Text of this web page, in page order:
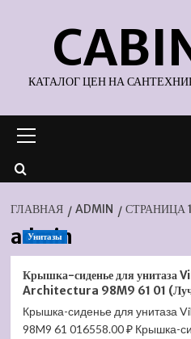
содержимому
КАТАЛОГ ЦЕН НА
меню
ГЛАВНАЯ ADMIN СТРАНИЦА
admin
Унитазы
Крышка-сиденье для унитаза
Architectura 98M9 61 01
Крышка-сиденье для унитаза
98M9 61 016558.00 ₽ Крышка-